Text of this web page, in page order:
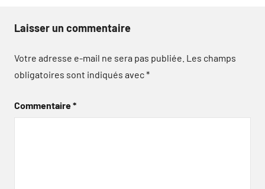
Laisser un commentaire
Votre adresse e-mail ne sera pas publiée. Les champs
obligatoires sont indiqués avec*
Commentaire*